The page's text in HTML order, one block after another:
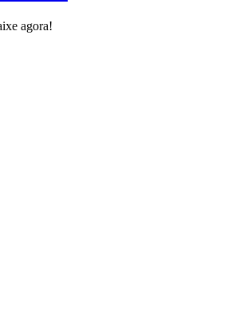
agora!